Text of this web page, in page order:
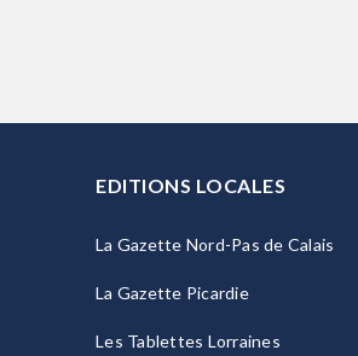
EDITIONS LOCALES
La Gazette Nord-Pas de Calais
La Gazette Picardie
Les Tablettes Lorraines